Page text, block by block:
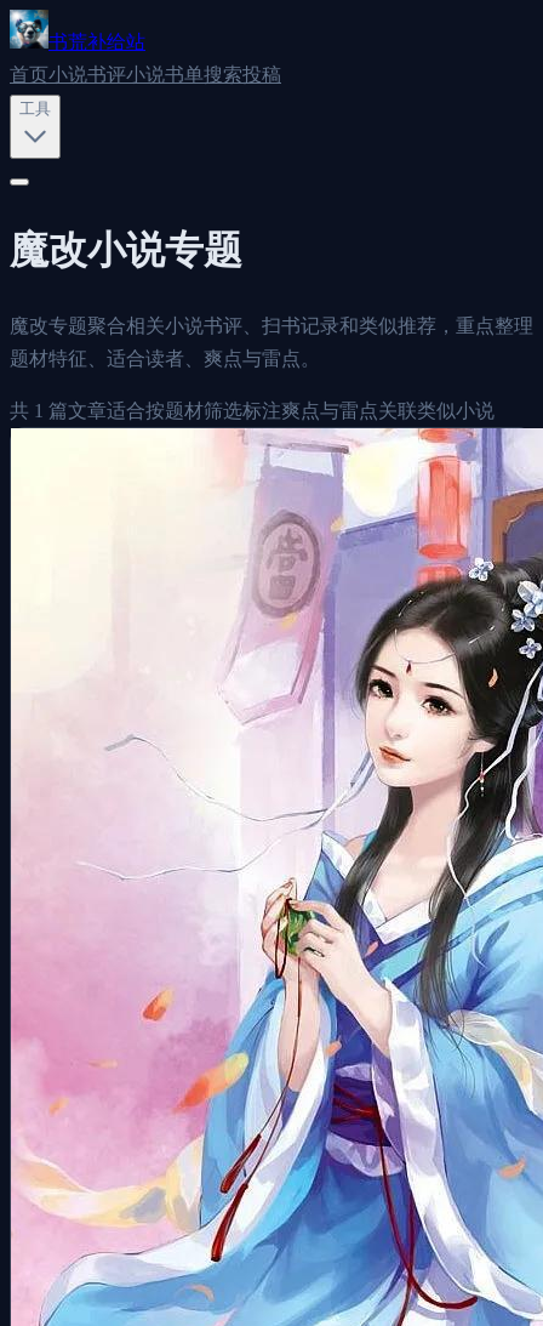
书荒补给站
首页小说书评小说书单搜索投稿
工具
魔改小说专题
魔改专题聚合相关小说书评、扫书记录和类似推荐，重点整理
题材特征、适合读者、爽点与雷点。
共 1 篇文章适合按题材筛选标注爽点与雷点关联类似小说